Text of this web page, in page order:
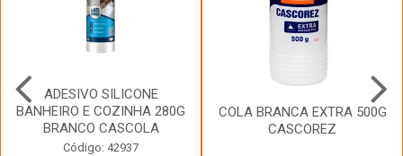
ADESIVO SILICONE
BANHEIRO E COZINHA 280G
BRANCO CASCOLA
Código: 42937
COLA BRANCA EXTRA 500G
CASCOREZ